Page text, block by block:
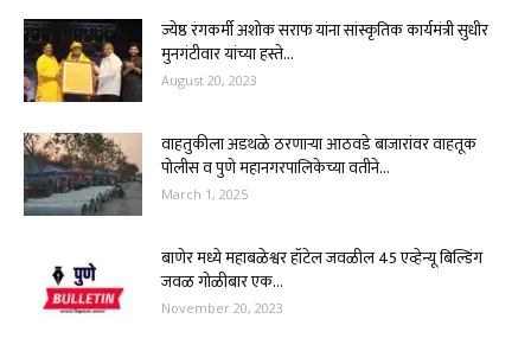
ज्येष्ठ रंगकर्मी अशोक सराफ यांना सांस्कृतिक कार्यमंत्री सुधीर
मुनगंटीवार यांच्या हस्ते...
August 20, 2023
वाहतुकीला अडथळे ठरणाऱ्या आठवडे बाजारांवर वाहतूक
पोलीस व पुणे महानगरपालिकेच्या वतीने...
March 1, 2025
बाणेर मध्ये महाबळेश्वर हॉटेल जवळील 45 एव्हेन्यू बिल्डिंग
जवळ गोळीबार एक...
November 20, 2023